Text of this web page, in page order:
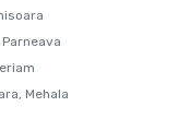
Mehala